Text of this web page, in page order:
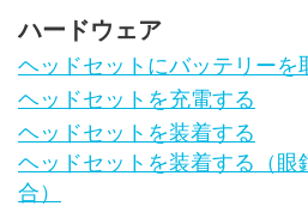
ハードウェア
ヘッドセットにバッテリーを
ヘッドセットを充電する
ヘッドセットを装着する
ヘッドセットを装着する（眼
合）